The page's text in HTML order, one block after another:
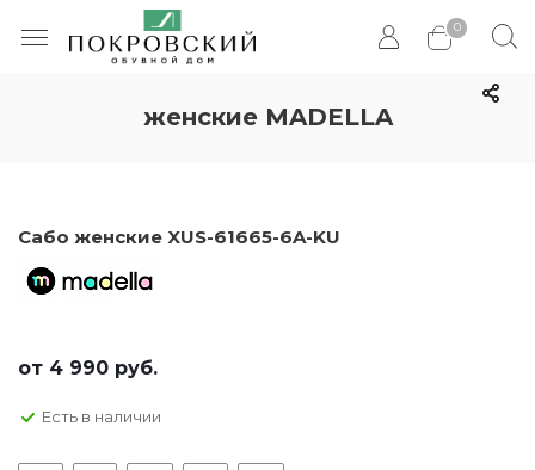
0
женские MADELLA
Сабо женские XUS-61665-6A-KU
от 4 990 руб.
Есть в наличии